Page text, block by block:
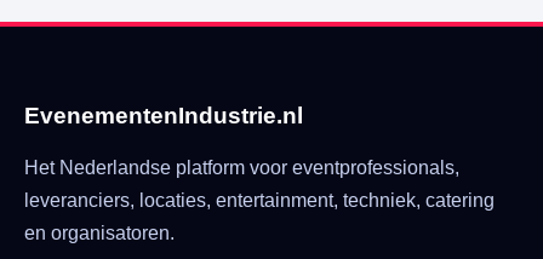
EvenementenIndustrie.nl
Het Nederlandse platform voor eventprofessionals,
leveranciers, locaties, entertainment, techniek, catering
en organisatoren.